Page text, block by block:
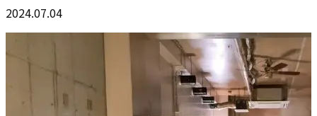
2024.07.04